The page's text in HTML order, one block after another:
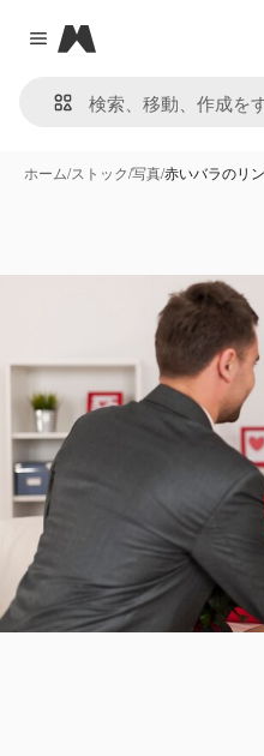
Close menu
Magnific
ホーム/ストック/写真/赤いバラのリ